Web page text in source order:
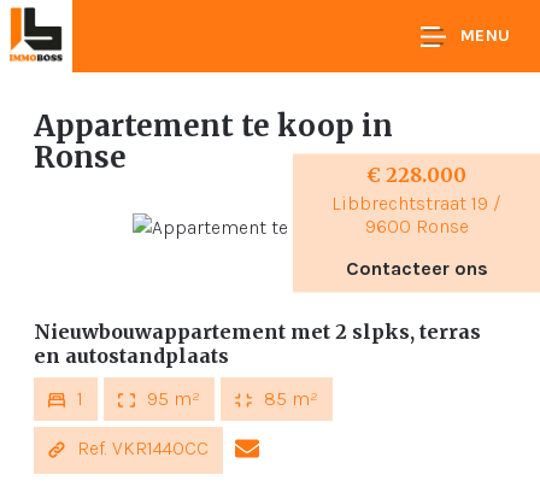
MENU
Appartement te koop in
Ronse
€ 228.000
Libbrechtstraat 19 /
9600 Ronse
Contacteer ons
Nieuwbouwappartement met 2 slpks, terras
en autostandplaats
1 95 m² 85 m²
Ref. VKR1440CC